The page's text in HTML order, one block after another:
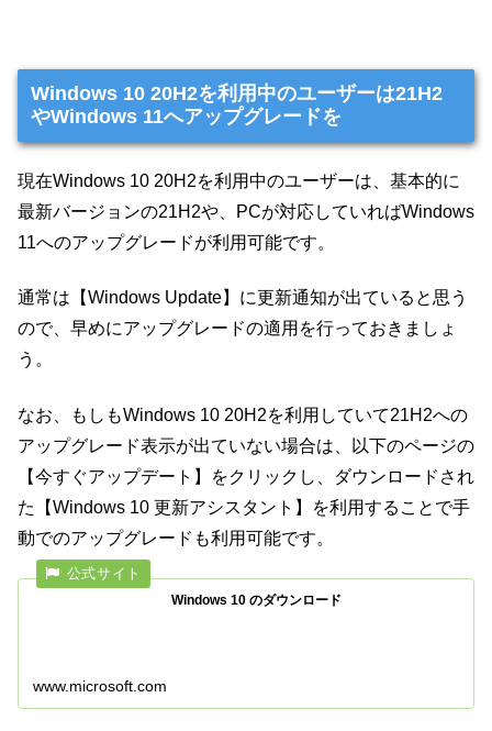
Windows 10 20H2を利用中のユーザーは21H2
やWindows 11へアップグレードを
現在Windows 10 20H2を利用中のユーザーは、基本的に
最新バージョンの21H2や、PCが対応していればWindows
11へのアップグレードが利用可能です。
通常は【Windows Update】に更新通知が出ていると思う
ので、早めにアップグレードの適用を行っておきましょ
う。
なお、もしもWindows 10 20H2を利用していて21H2への
アップグレード表示が出ていない場合は、以下のページの
【今すぐアップデート】をクリックし、ダウンロードされ
た【Windows 10 更新アシスタント】を利用することで手
動でのアップグレードも利用可能です。
Windows 10 のダウンロード
www.microsoft.com